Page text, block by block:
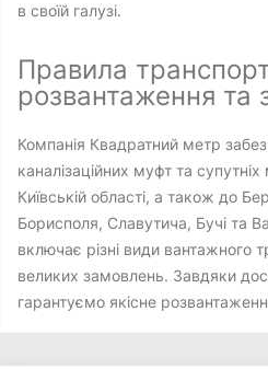
в своїй галузі.
Правила
розвантаження та
Компанія Квадратний метр
каналізаційних муфт та
Київській області, а також до
Борисполя, Славутича, Бучі та
включає різні види вантажного
великих замовлень. Завдяки
гарантуємо якісне